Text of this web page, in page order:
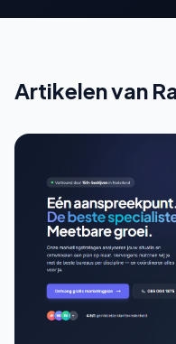
Artikelen van